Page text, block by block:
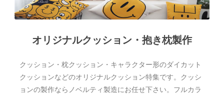
オリジナルクッション・抱き枕製作
クッション・枕クッション・キャラクター形のダイカット
クッションなどのオリジナルクッション特集です。クッシ
ョンの製作ならノベルティ製造にお任せ下さい。フルカラ